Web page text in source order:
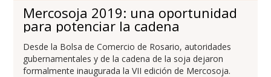
Mercosoja 2019: una oportunidad
para potenciar la cadena
Desde la Bolsa de Comercio de Rosario, autoridades
gubernamentales y de la cadena de la soja dejaron
formalmente inaugurada la VII edición de Mercosoja.